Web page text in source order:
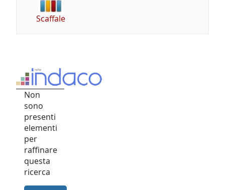
Scaffale
Non
sono
presenti
elementi
per
raffinare
questa
ricerca